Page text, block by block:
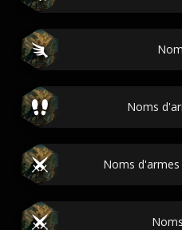
Noms
Noms